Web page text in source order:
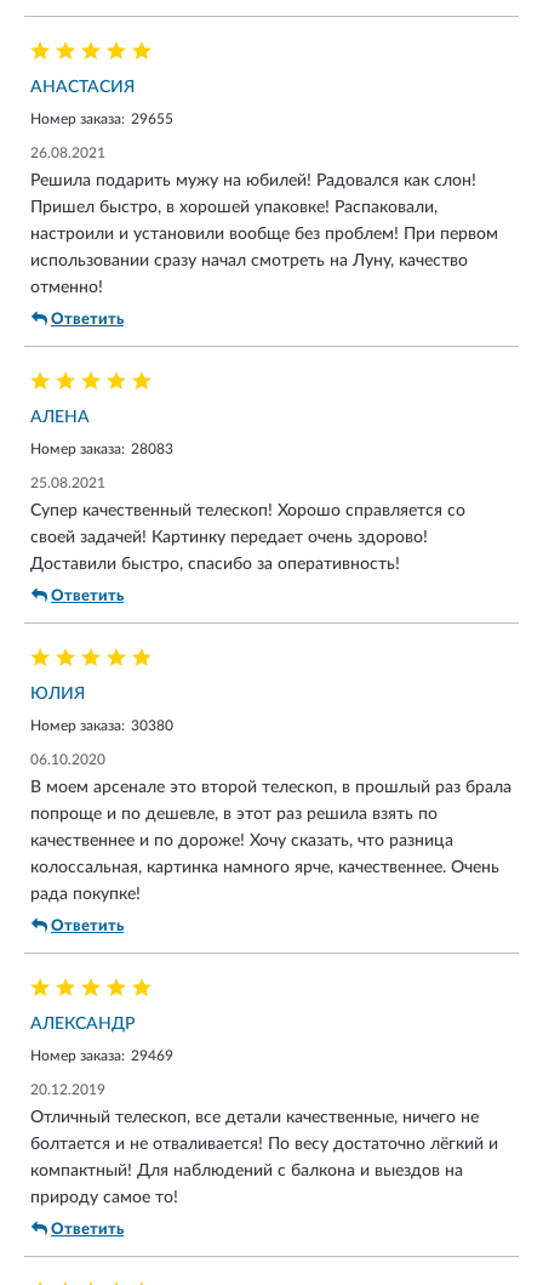
АНАСТАСИЯ
Номер заказа: 29655
26.08.2021
Решила подарить мужу на юбилей! Радовался как слон!
Пришел быстро, в хорошей упаковке! Распаковали,
настроили и установили вообще без проблем! При первом
использовании сразу начал смотреть на Луну, качество
отменно!
Ответить
АЛЕНА
Номер заказа: 28083
25.08.2021
Супер качественный телескоп! Хорошо справляется со
своей задачей! Картинку передает очень здорово!
Доставили быстро, спасибо за оперативность!
Ответить
ЮЛИЯ
Номер заказа: 30380
06.10.2020
В моем арсенале это второй телескоп, в прошлый раз брала
попроще и по дешевле, в этот раз решила взять по
качественнее и по дороже! Хочу сказать, что разница
колоссальная, картинка намного ярче, качественнее. Очень
рада покупке!
Ответить
АЛЕКСАНДР
Номер заказа: 29469
20.12.2019
Отличный телескоп, все детали качественные, ничего не
болтается и не отваливается! По весу достаточно лёгкий и
компактный! Для наблюдений с балкона и выездов на
природу самое то!
Ответить